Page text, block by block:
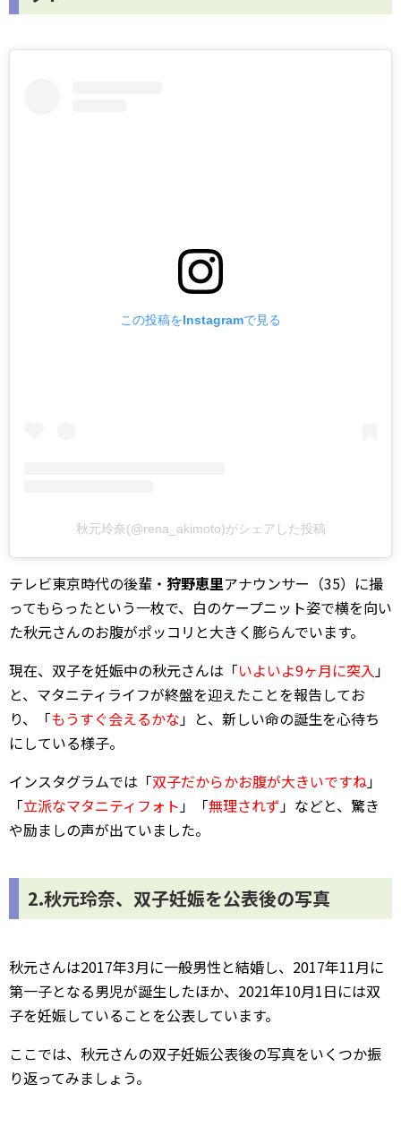
この投稿をInstagramで見る
秋元玲奈(@rena_akimoto)がシェアした投稿
テレビ東京時代の後輩・ 狩野恵里アナウンサー（35）に撮
ってもらったという一枚で、白のケープニット姿で横を向い
た秋元さんのお腹がポッコリと大きく膨らんでいます。
現在、双子を妊娠中の秋元さんは「いよいよ9ヶ月に突入 」
と、マタニティライフが終盤を迎えたことを報告してお
り、「もうすぐ会えるかな 」と、新しい命の誕生を心待ち
にしている様子。
インスタグラムでは「双子だからかお腹が大きいですね」
「立派なマタニティフォト 」「無理されず 」などと、驚き
や励ましの声が出ていました。
2.秋元玲奈、双子妊娠を公表後の写真
秋元さんは2017年3月に一般男性と結婚し、2017年11月に
第一子となる男児が誕生したほか、2021年10月1日には双
子を妊娠していることを公表しています。
ここでは、秋元さんの双子妊娠公表後の写真をいくつか振
り返ってみましょう。